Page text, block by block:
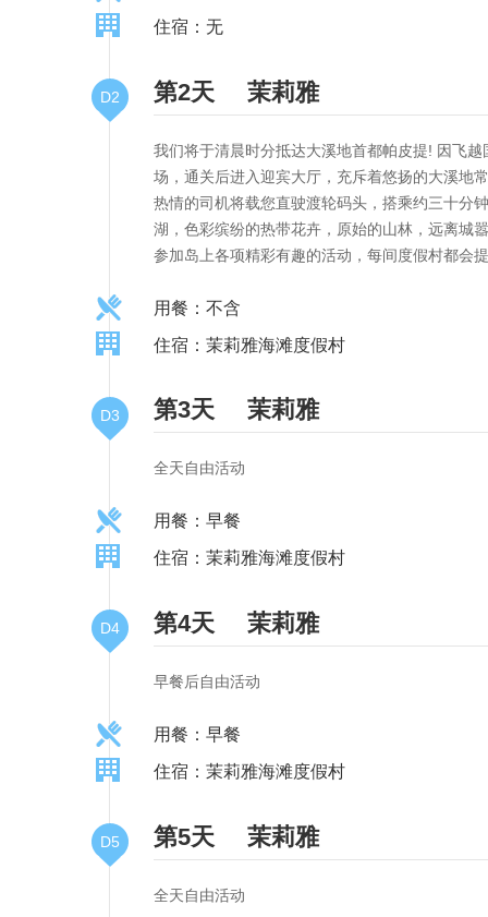
住宿：无
D2 第2天 茉莉雅
我们将于清晨时分抵达大溪地首都帕皮提! 因飞
场，通关后进入迎宾大厅，充斥着悠扬的大溪地
热情的司机将载您直驶渡轮码头，搭乘约三十分
湖，色彩缤纷的热带花卉，原始的山林，远离城
参加岛上各项精彩有趣的活动，每间度假村都会
用餐：不含
住宿：茉莉雅海滩度假村
D3 第3天 茉莉雅
全天自由活动
用餐：早餐
住宿：茉莉雅海滩度假村
D4 第4天 茉莉雅
早餐后自由活动
用餐：早餐
住宿：茉莉雅海滩度假村
D5 第5天 茉莉雅
全天自由活动